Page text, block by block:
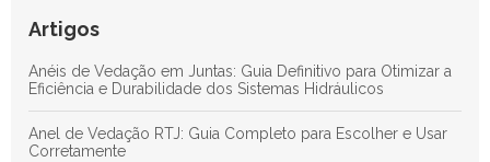
Anel RTJ: Guia Completo para Maximizar a Vedação e a
Eficiência em Processos Industriais
Descubra as Principais Vantagens das Juntas de Teflon para
Artigos
Anéis de Vedação em Juntas: Guia Definitivo para Otimizar a
Eficiência e Durabilidade dos Sistemas Hidráulicos
Anel de Vedação RTJ: Guia Completo para Escolher e Usar
Corretamente